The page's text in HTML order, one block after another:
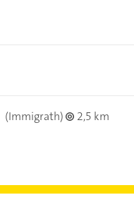
(Immigrath)
2,5 km